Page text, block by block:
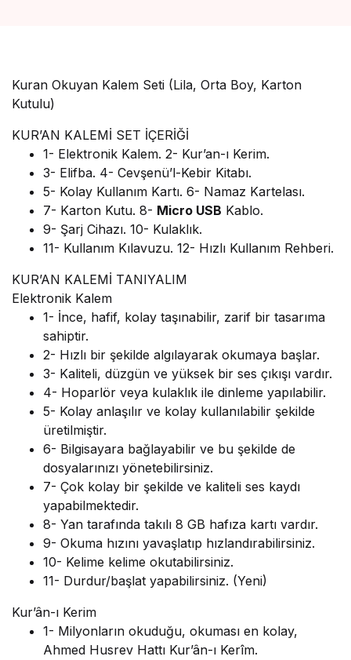
Kuran Okuyan Kalem Seti (Lila, Orta Boy, Karton
Kutulu)
KUR’AN KALEMİ SET İÇERİĞİ
1- Elektronik Kalem. 2- Kur’an-ı Kerim.
3- Elifba. 4- Cevşenü’l-Kebir Kitabı.
5- Kolay Kullanım Kartı. 6- Namaz Kartelası.
7- Karton Kutu. 8- Micro USB Kablo.
9- Şarj Cihazı. 10- Kulaklık.
11- Kullanım Kılavuzu. 12- Hızlı Kullanım Rehberi.
KUR’AN KALEMİ TANIYALIM
Elektronik Kalem
1- İnce, hafif, kolay taşınabilir, zarif bir tasarıma
sahiptir.
2- Hızlı bir şekilde algılayarak okumaya başlar.
3- Kaliteli, düzgün ve yüksek bir ses çıkışı vardır.
4- Hoparlör veya kulaklık ile dinleme yapılabilir.
5- Kolay anlaşılır ve kolay kullanılabilir şekilde
üretilmiştir.
6- Bilgisayara bağlayabilir ve bu şekilde de
dosyalarınızı yönetebilirsiniz.
7- Çok kolay bir şekilde ve kaliteli ses kaydı
yapabilmektedir.
8- Yan tarafında takılı 8 GB hafıza kartı vardır.
9- Okuma hızını yavaşlatıp hızlandırabilirsiniz.
10- Kelime kelime okutabilirsiniz.
11- Durdur/başlat yapabilirsiniz. (Yeni)
Kur’ân-ı Kerim
1- Milyonların okuduğu, okuması en kolay,
Ahmed Husrev Hattı Kur’ân-ı Kerîm.